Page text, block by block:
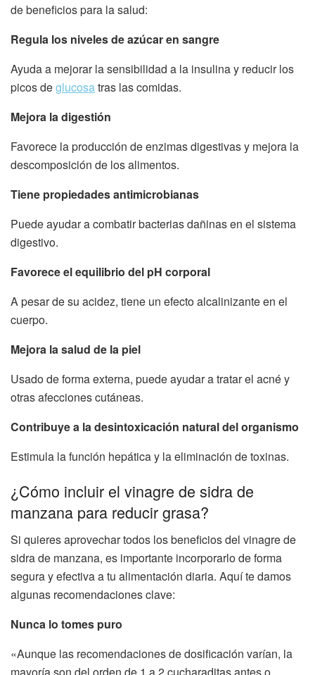
de beneficios para la salud:
Regula los niveles de azúcar en sangre
Ayuda a mejorar la sensibilidad a la insulina y reducir los
picos deglucosatras las comidas.
Mejora la digestión
Favorece la producción de enzimas digestivas y mejora la
descomposición de los alimentos.
Tiene propiedades antimicrobianas
Puede ayudar a combatir bacterias dañinas en el sistema
digestivo.
Favorece el equilibrio del pH corporal
A pesar de su acidez, tiene un efecto alcalinizante en el
cuerpo.
Mejora la salud de la piel
Usado de forma externa, puede ayudar a tratar el acné y
otras afecciones cutáneas.
Contribuye a la desintoxicación natural del organismo
Estimula la función hepática y la eliminación de toxinas.
¿Cómo incluir el vinagre de sidra de
manzana para reducir grasa?
Si quieres aprovechar todos los beneficios del vinagre de
sidra de manzana, es importante incorporarlo de forma
segura y efectiva a tu alimentación diaria. Aquí te damos
algunas recomendaciones clave:
Nunca lo tomes puro
«Aunque las recomendaciones de dosificación varían, la